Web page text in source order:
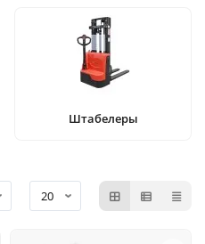
Штабелеры